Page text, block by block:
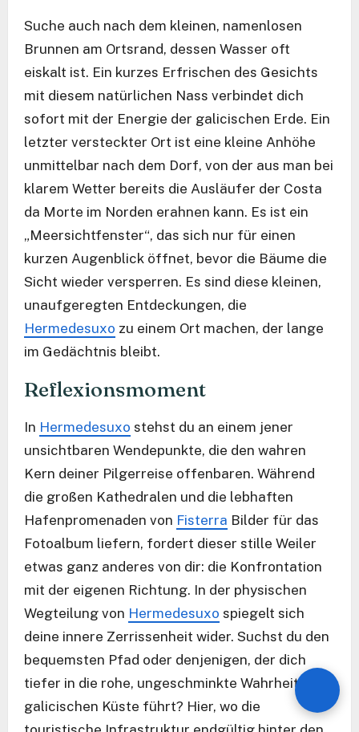
Suche auch nach dem kleinen, namenlosen
Brunnen am Ortsrand, dessen Wasser oft
eiskalt ist. Ein kurzes Erfrischen des Gesichts
mit diesem natürlichen Nass verbindet dich
sofort mit der Energie der galicischen Erde. Ein
letzter versteckter Ort ist eine kleine Anhöhe
unmittelbar nach dem Dorf, von der aus man bei
klarem Wetter bereits die Ausläufer der Costa
da Morte im Norden erahnen kann. Es ist ein
„Meersichtfenster“, das sich nur für einen
kurzen Augenblick öffnet, bevor die Bäume die
Sicht wieder versperren. Es sind diese kleinen,
unaufgeregten Entdeckungen, die
Hermedesuxo zu einem Ort machen, der lange
im Gedächtnis bleibt.
Reflexionsmoment
In Hermedesuxo stehst du an einem jener
unsichtbaren Wendepunkte, die den wahren
Kern deiner Pilgerreise offenbaren. Während
die großen Kathedralen und die lebhaften
Hafenpromenaden von Fisterra Bilder für das
Fotoalbum liefern, fordert dieser stille Weiler
etwas ganz anderes von dir: die Konfrontation
mit der eigenen Richtung. In der physischen
Wegteilung von Hermedesuxo spiegelt sich
deine innere Zerrissenheit wider. Suchst du den
bequemsten Pfad oder denjenigen, der dich
tiefer in die rohe, ungeschminkte Wahrheit der
galicischen Küste führt? Hier, wo die